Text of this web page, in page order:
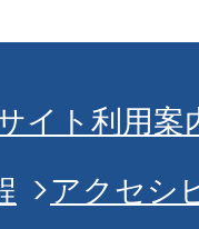
イト利用案
アクセシ